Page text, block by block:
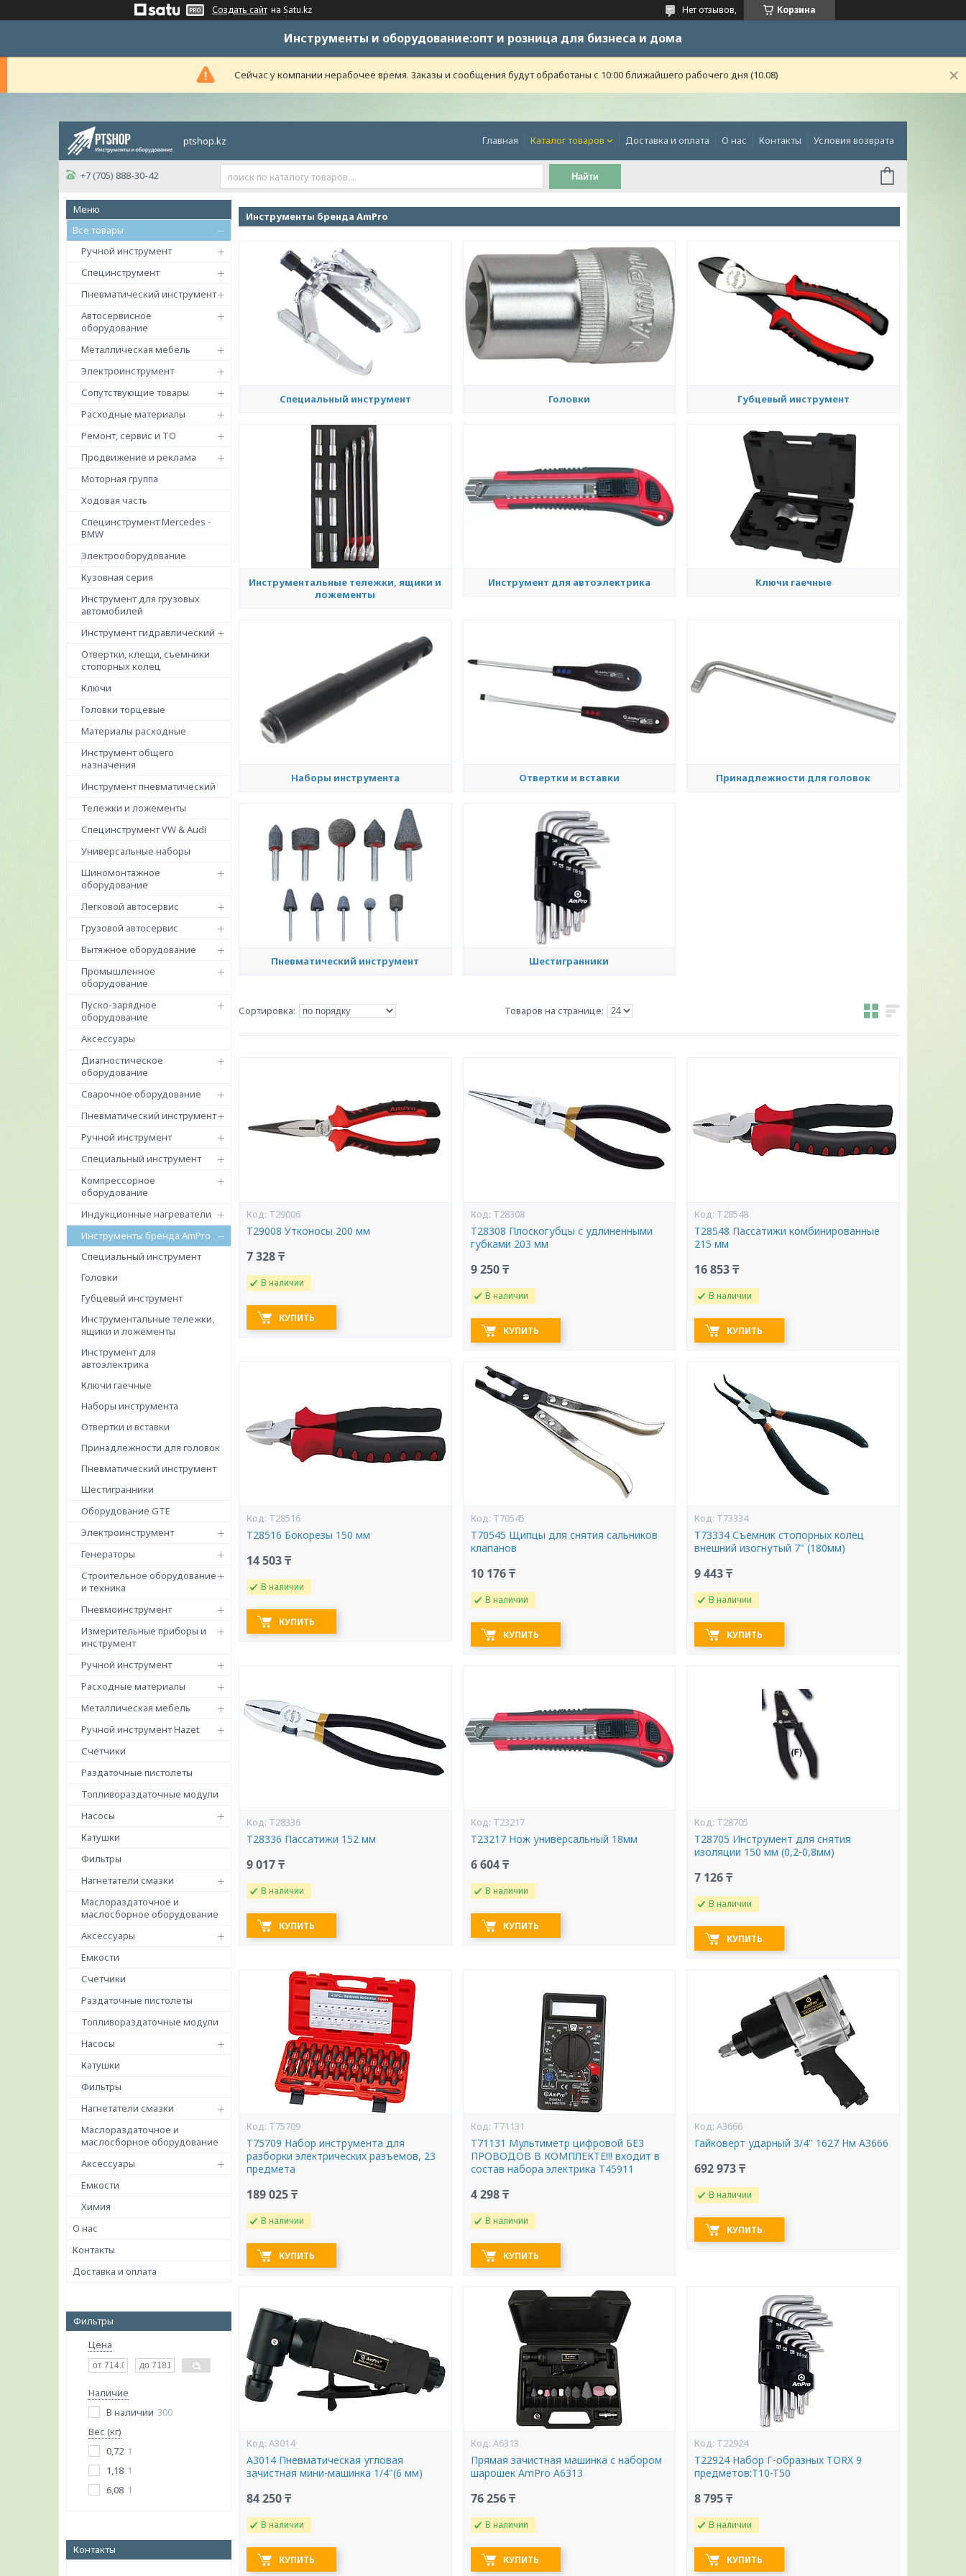
Создать сайт на Satu.kz Корзина
Нет отзывов,
Инструменты и оборудование:опт и розница для бизнеса и дома
Сейчас у компании нерабочее время. Заказы и сообщения будут обработаны с 10:00 ближайшего рабочего дня (10.08)
ptshop.kz Главная Каталог товаров Доставка и оплата О нас Контакты Условия возврата
+7 (705) 888-30-42 Найти
Все товары
Ручной инструмент
Специнструмент
Пневматический инструмент
Автосервисное
оборудование
Металлическая мебель
Электроинструмент
Сопутствующие товары
Расходные материалы
Ремонт, сервис и ТО
Продвижение и реклама
Моторная группа
Ходовая часть
Специнструмент Mercedes -
BMW
Электрооборудование
Кузовная серия
Инструмент для грузовых
автомобилей
Инструмент гидравлический
Отвертки, клещи, съемники
стопорных колец
Ключи
Головки торцевые
Материалы расходные
Инструмент общего
назначения
Инструмент пневматический
Тележки и ложементы
Специнструмент VW & Audi
Универсальные наборы
Шиномонтажное
оборудование
Легковой автосервис
Грузовой автосервис
Вытяжное оборудование
Промышленное
оборудование
Пуско-зарядное
оборудование
Аксессуары
Диагностическое
оборудование
Сварочное оборудование
Пневматический инструмент
Ручной инструмент
Специальный инструмент
Компрессорное
оборудование
Индукционные нагреватели
Инструменты бренда AmPro
Специальный инструмент
Головки
Губцевый инструмент
Инструментальные тележки,
ящики и ложементы
Инструмент для
автоэлектрика
Ключи гаечные
Наборы инструмента
Отвертки и вставки
Принадлежности для головок
Пневматический инструмент
Шестигранники
Оборудование GTE
Электроинструмент
Генераторы
Строительное оборудование
и техника
Пневмоинструмент
Измерительные приборы и
инструмент
Ручной инструмент
Расходные материалы
Металлическая мебель
Ручной инструмент Hazet
Счетчики
Раздаточные пистолеты
Топливораздаточные модули
Насосы
Катушки
Фильтры
Нагнетатели смазки
Маслораздаточное и
маслосборное оборудование
Аксессуары
Емкости
Счетчики
Раздаточные пистолеты
Топливораздаточные модули
Насосы
Катушки
Фильтры
Нагнетатели смазки
Маслораздаточное и
маслосборное оборудование
Аксессуары
Емкости
Химия
О нас
Контакты
Доставка и оплата
Фильтры
Цена
Наличие
В наличии 300
Вес (кг)
0,72 1
1,18 1
6,08 1
Контакты
Инструменты бренда AmPro
Специальный инструмент Головки Губцевый инструмент
Инструментальные тележки, ящики и
ложементы
Инструмент для автоэлектрика Ключи гаечные
Наборы инструмента Отвертки и вставки Принадлежности для головок
Пневматический инструмент Шестигранники
T29006
T29008 Утконосы 200 мм
7 328 ₸
В наличии
КУПИТЬ
T28308
T28308 Плоскогубцы с удлиненными
губками 203 мм
9 250 ₸
В наличии
КУПИТЬ
T28548
T28548 Пассатижи комбинированные
215 мм
16 853 ₸
В наличии
КУПИТЬ
T28516
T28516 Бокорезы 150 мм
14 503 ₸
В наличии
КУПИТЬ
T70545
T70545 Щипцы для снятия сальников
клапанов
10 176 ₸
В наличии
КУПИТЬ
T73334
T73334 Съемник стопорных колец
внешний изогнутый 7" (180мм)
9 443 ₸
В наличии
КУПИТЬ
T28336
T28336 Пассатижи 152 мм
9 017 ₸
В наличии
КУПИТЬ
T23217
T23217 Нож универсальный 18мм
6 604 ₸
В наличии
КУПИТЬ
T28705
T28705 Инструмент для снятия
изоляции 150 мм (0,2-0,8мм)
7 126 ₸
В наличии
КУПИТЬ
T75709
T75709 Набор инструмента для
разборки электрических разъемов, 23
предмета
189 025 ₸
В наличии
КУПИТЬ
T71131
T71131 Мультиметр цифровой БЕЗ
ПРОВОДОВ В КОМПЛЕКТЕ!!! входит в
состав набора электрика Т45911
4 298 ₸
В наличии
КУПИТЬ
A3666
Гайковерт ударный 3/4" 1627 Нм A3666
692 973 ₸
В наличии
КУПИТЬ
A3014
A3014 Пневматическая угловая
зачистная мини-машинка 1/4"(6 мм)
84 250 ₸
В наличии
КУПИТЬ
A6313
Прямая зачистная машинка с набором
шарошек AmPro A6313
76 256 ₸
В наличии
КУПИТЬ
T22924
T22924 Набор Г-образных TORX 9
предметов:T10-T50
8 795 ₸
В наличии
КУПИТЬ